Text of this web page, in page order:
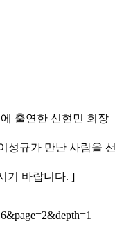
출연한 신현민 회장
성규가 만난 사람을 선
기 바랍니다. ]